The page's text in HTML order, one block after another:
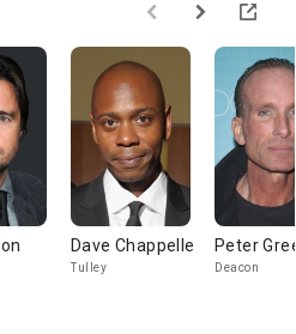
Dave Chappelle
Tulley
Peter
Deacon